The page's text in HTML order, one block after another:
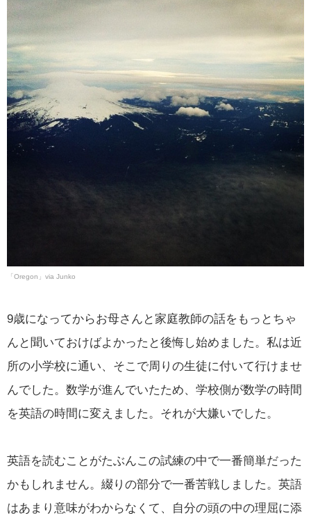
「Oregon」via Junko
9歳になってからお母さんと家庭教師の話をもっとちゃ
んと聞いておけばよかったと後悔し始めました。私は近
所の小学校に通い、そこで周りの生徒に付いて行けませ
んでした。数学が進んでいたため、学校側が数学の時間
を英語の時間に変えました。それが大嫌いでした。
英語を読むことがたぶんこの試練の中で一番簡単だった
かもしれません。綴りの部分で一番苦戦しました。英語
はあまり意味がわからなくて、自分の頭の中の理屈に添